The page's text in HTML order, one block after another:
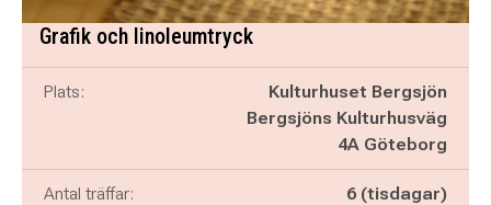
Grafik och linoleumtryck
Plats:
Kulturhuset Bergsjön
Bergsjöns Kulturhusväg
4A Göteborg
Antal träffar: 6 (tisdagar)